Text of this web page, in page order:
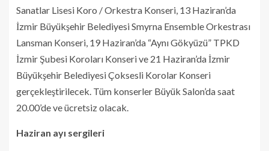
Sanatlar Lisesi Koro / Orkestra Konseri, 13 Haziran’da
İzmir Büyükşehir Belediyesi Smyrna Ensemble Orkestrası
Lansman Konseri, 19 Haziran’da “Aynı Gökyüzü” TPKD
İzmir Şubesi Koroları Konseri ve 21 Haziran’da İzmir
Büyükşehir Belediyesi Çoksesli Korolar Konseri
gerçekleştirilecek. Tüm konserler Büyük Salon’da saat
20.00’de ve ücretsiz olacak.
Haziran ayı sergileri